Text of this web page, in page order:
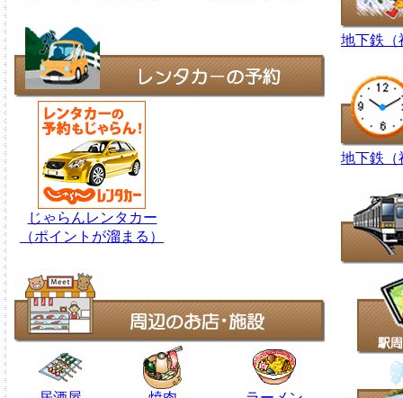
じゃらんレンタカー
（ポイントが溜まる）
地下鉄（
地下鉄（